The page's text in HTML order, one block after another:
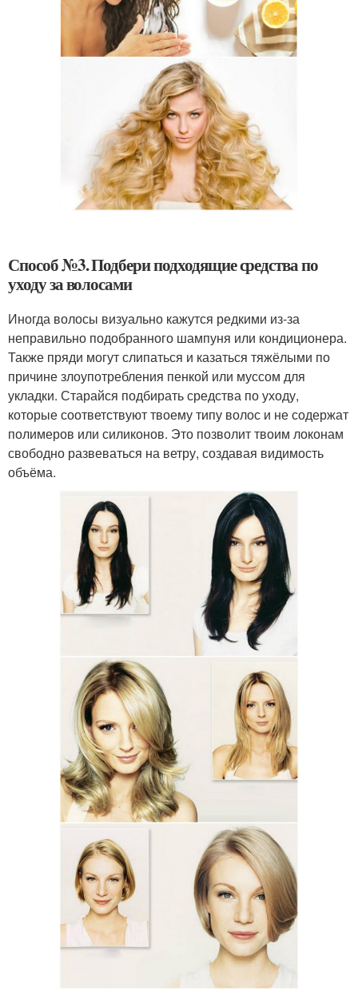
Способ №3. Подбери подходящие средства по
уходу за волосами
Иногда волосы визуально кажутся редкими из-за
неправильно подобранного шампуня или кондиционера.
Также пряди могут слипаться и казаться тяжёлыми по
причине злоупотребления пенкой или муссом для
укладки. Старайся подбирать средства по уходу,
которые соответствуют твоему типу волос и не содержат
полимеров или силиконов. Это позволит твоим локонам
свободно развеваться на ветру, создавая видимость
объёма.